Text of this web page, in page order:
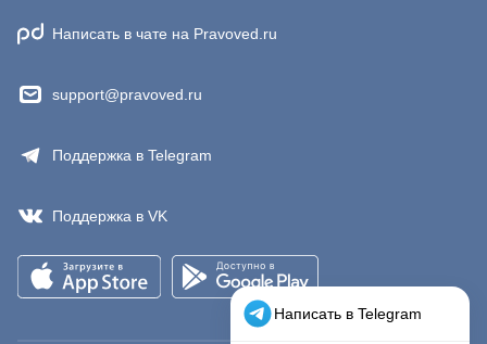
Написать в чате на Pravoved.ru
support@pravoved.ru
Поддержка в Telegram
Поддержка в VK